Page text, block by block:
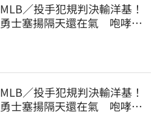
MLB／投手犯規判決輸洋基！
勇士塞揚隔天還在氣 咆哮裁
MLB／投手犯規判決輸洋基！
勇士塞揚隔天還在氣 咆哮裁